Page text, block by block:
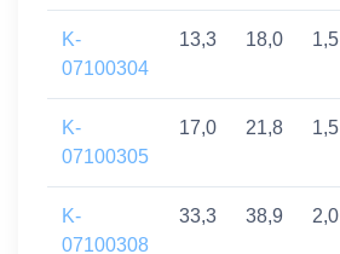
K-
07100304
13,3 18,0 1,5
K-
07100305
17,0 21,8 1,5
K-
07100308
33,3 38,9 2,0